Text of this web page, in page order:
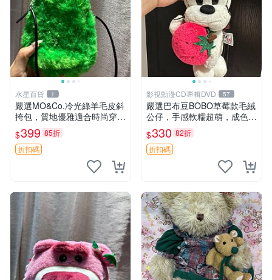
水星百貨 1
嚴選MO&Co.冷光綠羊毛皮斜
挎包，質地優雅適合時尚穿搭
冷光綠 皮包 斜挎包
$399 85折
折扣碼
影視動漫CD專輯DVD 57
嚴選巴布豆BOBO草莓款毛絨
公仔，手感軟糯超萌，成色優
良適合作為收藏品或包包配
飾。可視頻確認詳情。 巴布
豆 BOBO 草莓 毛絨公仔 收藏
$330 82折
折扣碼